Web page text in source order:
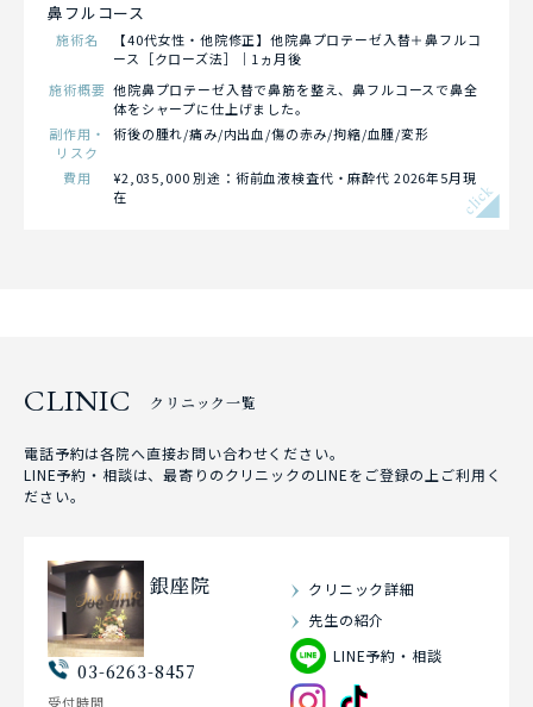
鼻フルコース
施術名
【40代女性・他院修正】他院鼻プロテーゼ入替＋鼻フルコ
ース［クローズ法］｜1ヵ月後
施術概要 他院鼻プロテーゼ入替で鼻筋を整え、鼻フルコースで鼻全
体をシャープに仕上げました。
副作用・
リスク
術後の腫れ/痛み/内出血/傷の赤み/拘縮/血腫/変形
費用
¥2,035,000 別途：術前血液検査代・麻酔代 2026年5月現
在
click
CLINIC クリニック一覧
電話予約は各院へ直接お問い合わせください。
LINE予約・相談は、最寄りのクリニックのLINEをご登録の上ご利用く
ださい。
銀座院
03-6263-8457
受付時間
クリニック詳細
先生の紹介
LINE予約・相談